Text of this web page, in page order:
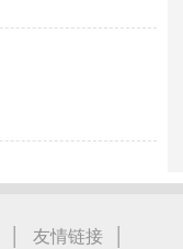
| 友情链接 |